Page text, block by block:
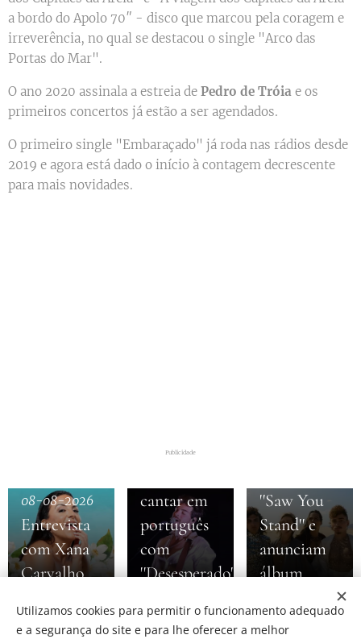
a bordo do Apolo 70″ - disco que marcou pela coragem e
irreverência, no qual se destacou o single "Arco das
Portas do Mar".
O ano 2020 assinala a estreia de Pedro de Tróia e os
primeiros concertos já estão a ser agendados.
O primeiro single "Embaraçado" já roda nas rádios desde
2019 e agora está dado o início à contagem decrescente
para mais novidades.
Publicidade
08-08-2026
Entrevista
com Xana
Carvalho
Noble
cantar em
português
com
''Desesperado''
''Saw You
Stand'' e
anunciam
álbum
Share
Utilizamos cookies para permitir o funcionamento adequado
e a segurança do site e para lhe oferecer a melhor